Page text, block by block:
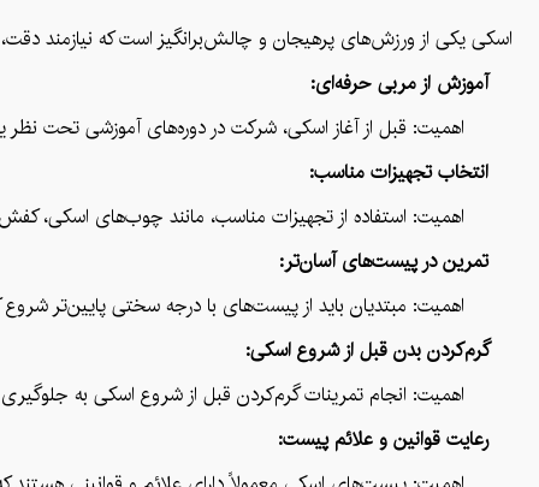
اسکی یکی از ورزش‌های پرهیجان و چالش‌برانگیز است که نیازمند دقت،
آموزش از مربی حرفه‌ای:
اهمیت: قبل از آغاز اسکی، شرکت در دوره‌های آموزشی تحت نظر
انتخاب تجهیزات مناسب:
اهمیت: استفاده از تجهیزات مناسب، مانند چوب‌های اسکی، کفش‌ها
تمرین در پیست‌های آسان‌تر:
اهمیت: مبتدیان باید از پیست‌های با درجه سختی پایین‌تر شروع
گرم‌کردن بدن قبل از شروع اسکی:
اهمیت: انجام تمرینات گرم‌کردن قبل از شروع اسکی به جلوگیری
رعایت قوانین و علائم پیست: